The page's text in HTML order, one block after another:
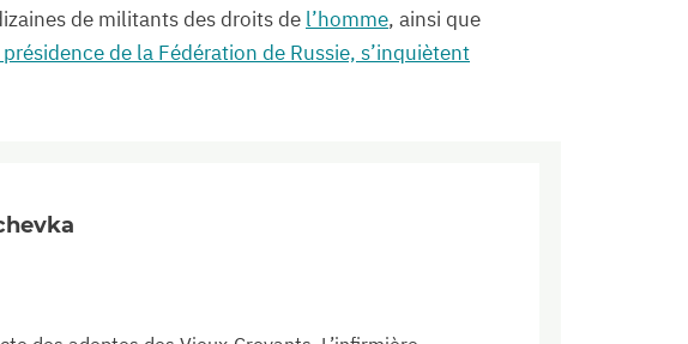
de militants des droits de l’homme, ainsi que
de la Fédération de Russie, s’inquiètent